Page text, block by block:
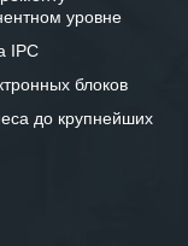
уровне
IPC
блоков
до крупнейших